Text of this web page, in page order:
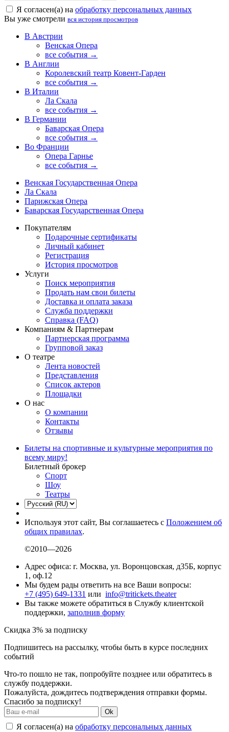
Я согласен(а) на обработку персональных данных
Вы уже смотрели вся история просмотров
В Австрии
Венская Опера
все события →
В Англии
Королевский театр Ковент-Гарден
все события →
В Италии
Ла Скала
все события →
В Германии
Баварская Опера
все события →
Во Франции
Опера Гарнье
все события →
Венская Государственная Опера
Ла Скала
Парижская Опера
Баварская Государственная Опера
Покупателям
Подарочные сертификаты
Личный кабинет
Регистрация
История просмотров
Услуги
Поиск мероприятия
Продать нам свои билеты
Доставка и оплата заказа
Служба поддержки
Справка (FAQ)
Компаниям & Партнерам
Партнерская программа
Групповой заказ
О театре
Лента новостей
Представления
Список актеров
Площадки
О нас
О компании
Контакты
Отзывы
Билеты на спортивные и культурные мероприятия по
всему миру!
Билетный брокер
Спорт
Шоу
Театры
Используя этот сайт, Вы соглашаетесь с Положением об
общих правилах.
©2010—2026
Адрес офиса: г. Москва, ул. Воронцовская, д35Б, корпус
1, оф.12
Мы будем рады ответить на все Ваши вопросы:
+7 (495) 649-1331 или info@tritickets.theater
Вы также можете обратиться в Службу клиентской
поддержки, заполнив форму
Скидка 3% за подписку
Подпишитесь на рассылку, чтобы быть в курсе последних
событий
Что-то пошло не так, попробуйте позднее или обратитесь в
службу поддержки.
Пожалуйста, дождитесь подтверждения отправки формы.
Спасибо за подписку!
Ok
Я согласен(а) на обработку персональных данных